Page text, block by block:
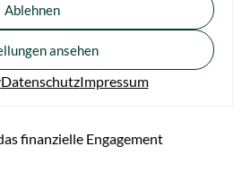
Ablehnen
ansehen
DatenschutzImpressum
von „Tv8 Mosaik:
in dem die Theaterpädagogin
über das Projekt berichtet
finanzielle Engagement